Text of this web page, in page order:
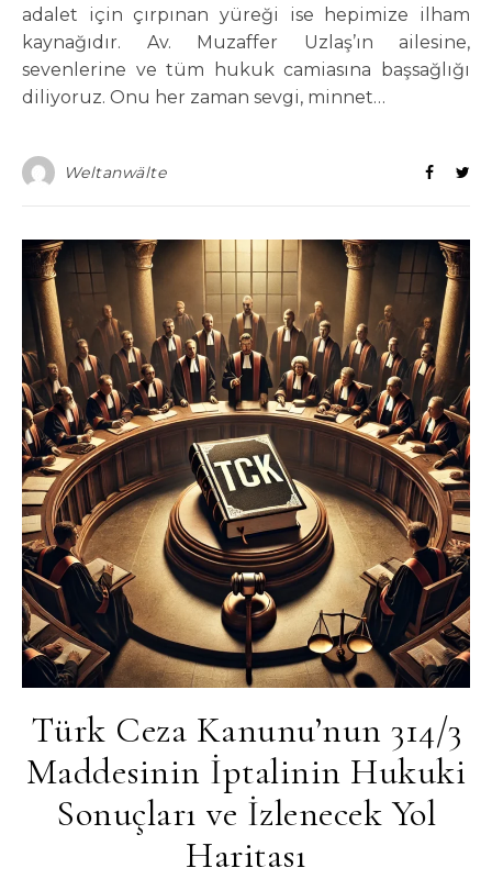
adalet için çırpınan yüreği ise hepimize ilham
kaynağıdır. Av. Muzaffer Uzlaş’ın ailesine,
sevenlerine ve tüm hukuk camiasına başsağlığı
diliyoruz. Onu her zaman sevgi, minnet…
Weltanwälte
Türk Ceza Kanunu’nun 314/3
Maddesinin İptalinin Hukuki
Sonuçları ve İzlenecek Yol
Haritası